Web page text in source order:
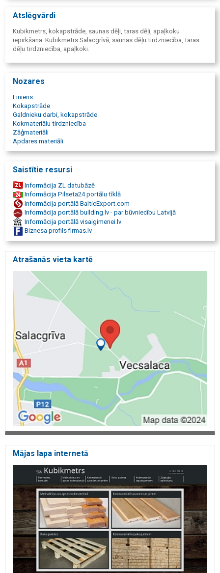
Atslēgvārdi
Kubikmetrs, kokapstrāde, saunas dēļi, taras dēļi, apaļkoku
iepirkšana. Kubikmetrs Salacgrīvā, saunas dēļu tirdzniecība, taras
dēļu tirdzniecība, apaļkoki.
Nozares
Finieris
Kokapstrāde
Galdnieku darbi, kokapstrāde
Kokmateriālu tirdzniecība
Zāģmateriāli
Apdares materiāli
Saistītie resursi
Informācija ZL datubāzē
Informācija Pilseta24 portālu tīklā
Informācija portālā BalticExport.com
Informācija portālā building.lv - par būvniecību Latvijā
Informācija portālā visaigimenei.lv
Biznesa profils firmas.lv
Atrašanās vieta kartē
Mājas lapa internetā